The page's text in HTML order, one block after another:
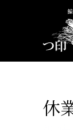
休